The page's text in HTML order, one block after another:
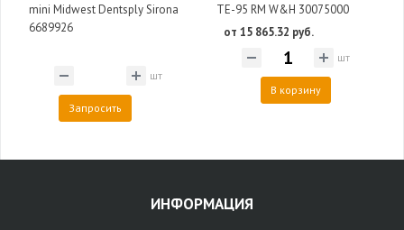
mini Midwest Dentsply Sirona
6689926
шт
Запросить
TE-95 RM W&H 30075000
от 15 865.32 руб.
шт
В корзину
ИНФОРМАЦИЯ